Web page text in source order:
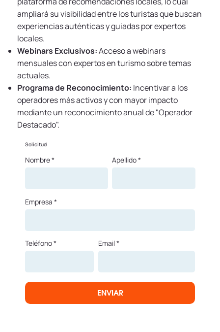
ampliará su visibilidad entre los turistas que buscan
experiencias auténticas y guiadas por expertos
locales.
Webinars Exclusivos:Acceso a webinars
mensuales con expertos en turismo sobre temas
actuales.
Programa de Reconocimiento: Incentivar a los
operadores más activos y con mayor impacto
mediante un reconocimiento anual de "Operador
Destacado".
Solicitud
Nombre Apellido
Email
Empresa
ENVIAR
Teléfono